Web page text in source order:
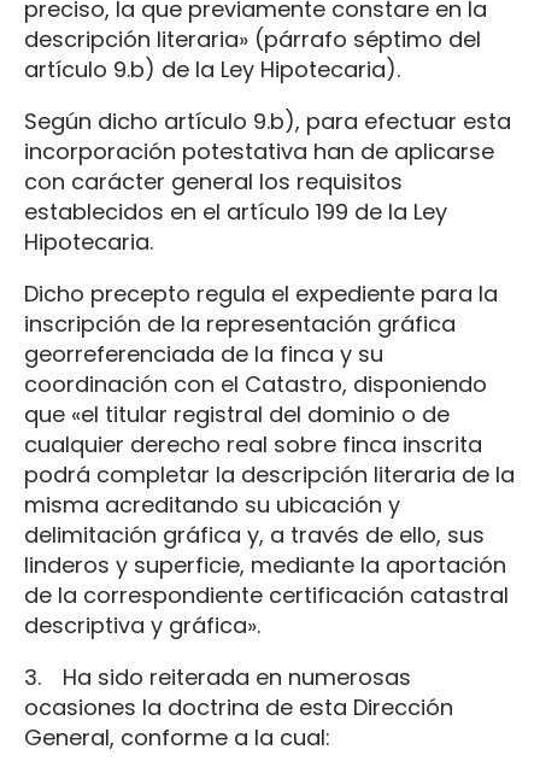
preciso, la que previamente constare en la
descripción literaria» (párrafo séptimo del
artículo 9.b) de la Ley Hipotecaria).
Según dicho artículo 9.b), para efectuar esta
incorporación potestativa han de aplicarse
con carácter general los requisitos
establecidos en el artículo 199 de la Ley
Hipotecaria.
Dicho precepto regula el expediente para la
inscripción de la representación gráfica
georreferenciada de la finca y su
coordinación con el Catastro, disponiendo
que «el titular registral del dominio o de
cualquier derecho real sobre finca inscrita
podrá completar la descripción literaria de la
misma acreditando su ubicación y
delimitación gráfica y, a través de ello, sus
linderos y superficie, mediante la aportación
de la correspondiente certificación catastral
descriptiva y gráfica».
3. Ha sido reiterada en numerosas
ocasiones la doctrina de esta Dirección
General, conforme a la cual: